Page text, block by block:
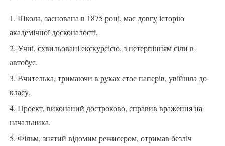
1. Школа, заснована в 1875 році, має довгу історію
академічної досконалості.
2. Учні, схвильовані екскурсією, з нетерпінням сіли в
автобус.
3. Вчителька, тримаючи в руках стос паперів, увійшла до
класу.
4. Проект, виконаний достроково, справив враження на
начальника.
5. Фільм, знятий відомим режисером, отримав безліч